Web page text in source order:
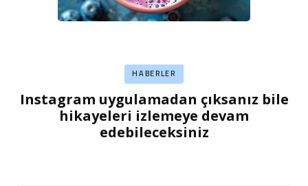
HABERLER
Instagram uygulamadan çıksanız bile
hikayeleri izlemeye devam
edebileceksiniz